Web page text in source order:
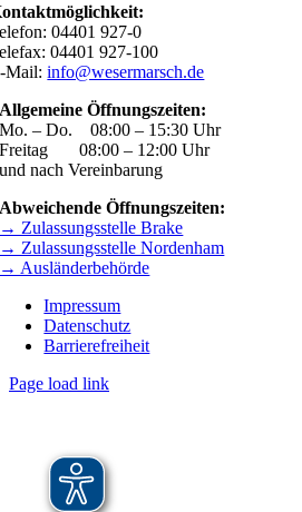
04401 927-0
04401 927-100
Mail:info@wesermarsch.de
Allgemeine Öffnungszeiten:
Mo. – Do. 08:00 – 15:30 Uhr
Freitag 08:00 – 12:00 Uhr
und nach Vereinbarung
Abweichende Öffnungszeiten:
→ Zulassungsstelle Brake
→ Zulassungsstelle Nordenham
→ Ausländerbehörde
Impressum
Datenschutz
Barrierefreiheit
Page load link